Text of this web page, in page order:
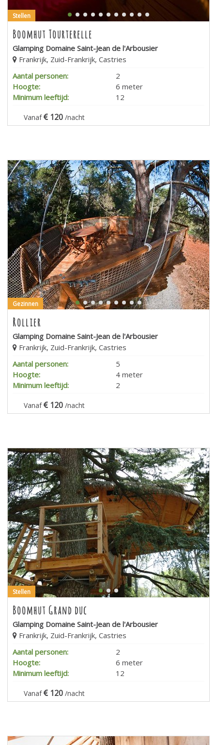
Stellen
Boomhut Tourterelle
Glamping Domaine Saint-Jean de l'Arbousier
Frankrijk, Zuid-Frankrijk, Castries
Aantal personen:
2
Hoogte:
6 meter
Minimum leeftijd:
12
Vanaf 120 /nacht
Gezinnen
Rollier
Glamping Domaine Saint-Jean de l'Arbousier
Frankrijk, Zuid-Frankrijk, Castries
Aantal personen:
5
Hoogte:
4 meter
Minimum leeftijd:
2
Vanaf 120 /nacht
Stellen
Boomhut Grand duc
Glamping Domaine Saint-Jean de l'Arbousier
Frankrijk, Zuid-Frankrijk, Castries
Aantal personen:
2
Hoogte:
6 meter
Minimum leeftijd:
12
Vanaf 120 /nacht